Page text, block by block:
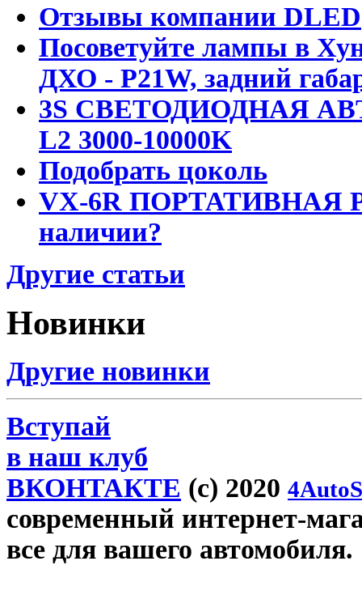
Отзывы компании DLED
Посоветуйте лампы в
ДХО - P21W, задний
3S СВЕТОДИОДНАЯ
L2 3000-10000K
Подобрать цоколь
VX-6R ПОРТАТИВНАЯ
наличии?
Другие статьи
Новинки
Другие новинки
Вступай
в наш клуб
ВКОНТАКТЕ (c) 2020
современный интернет-
все для вашего автомобиля.